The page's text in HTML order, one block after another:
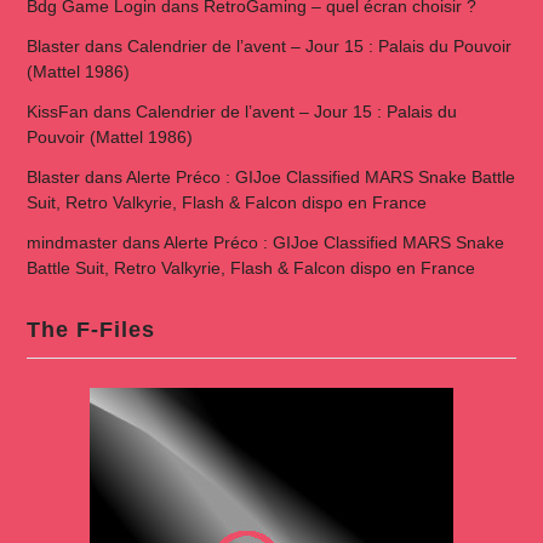
Bdg Game Login dans RetroGaming – quel écran choisir ?
Blasterdans Calendrier de l’avent – Jour 15 : Palais du Pouvoir
(Mattel 1986)
KissFan dans Calendrier de l’avent – Jour 15 : Palais du
Pouvoir (Mattel 1986)
BlasterdansAlerte Préco : GIJoe Classified MARS Snake Battle
Suit, Retro Valkyrie, Flash & Falcon dispo en France
mindmasterdansAlerte Préco : GIJoe Classified MARS Snake
Battle Suit, Retro Valkyrie, Flash & Falcon dispo en France
The F-Files